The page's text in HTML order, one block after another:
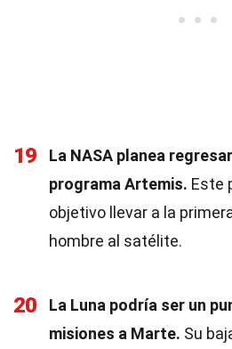
19
La NASA planea
programa Artemis. Este
objetivo llevar a la
hombre al satélite.
20
La Luna podría ser un
misiones a Marte. Su